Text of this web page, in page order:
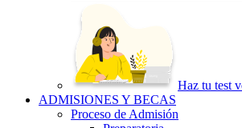
Haz tu test
ADMISIONES Y BECAS
Proceso de Admisión